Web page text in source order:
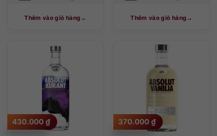
Thêm vào giỏ hàng Thêm vào giỏ hàng
430.000 ₫ 370.000 ₫